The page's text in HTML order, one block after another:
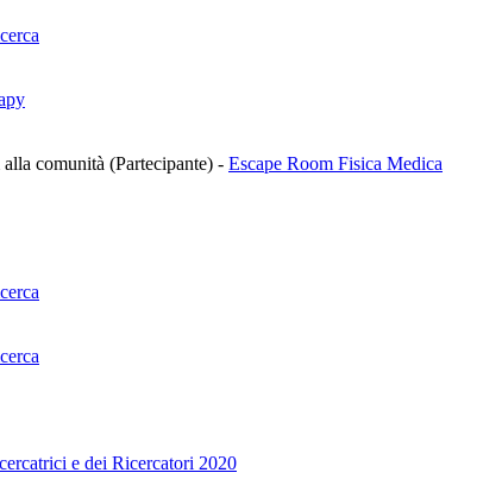
comunità (Partecipante) - Escape Room Fisica Medica
e dei Ricercatori 2020